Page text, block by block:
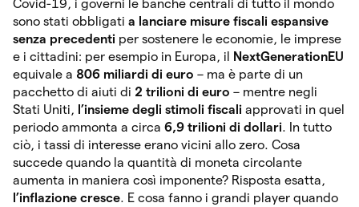
Covid-19, i governi le banche centrali di tutto il mondo
sono stati obbligati a lanciare misure fiscali espansive
senza precedenti per sostenere le economie, le imprese
e i cittadini: per esempio in Europa, il
NextGenerationEU
equivale a 806 miliardi di euro – ma è parte di un
pacchetto di aiuti di 2 trilioni di euro – mentre negli
Stati Uniti, l’insieme degli stimoli fiscali approvati in quel
periodo ammonta a circa 6,9 trilioni di dollari. In tutto
ciò, i tassi di interesse erano vicini allo zero. Cosa
succede quando la quantità di moneta circolante
aumenta in maniera così imponente? Risposta esatta,
l’inflazione cresce. E cosa fanno i grandi player quando